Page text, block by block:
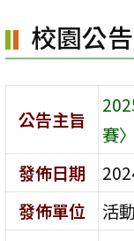
容
區
校園公告
公告主旨
賽〉
發佈日期
發佈單位
活